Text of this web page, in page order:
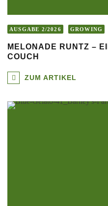
AUSGABE 2/2026 GROWING
MELONADE RUNTZ –
COUCH
ZUM ARTIKEL